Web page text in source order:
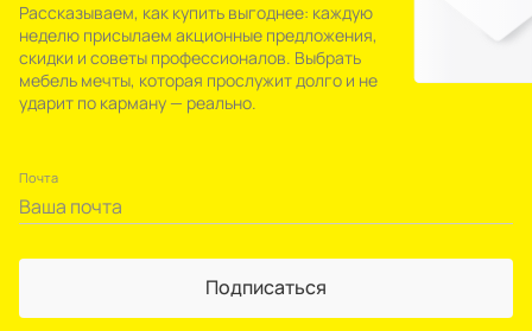
Рассказываем, как купить выгоднее: каждую
неделю присылаем акционные предложения,
скидки и советы профессионалов. Выбрать
мебель мечты, которая прослужит долго и не
ударит по карману — реально.
Почта
Подписаться